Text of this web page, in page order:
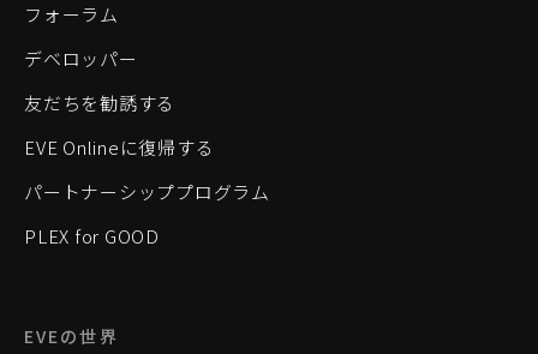
フォーラム
デベロッパー
友だちを勧誘する
EVE Onlineに復帰する
パートナーシッププログラム
PLEX for GOOD
EVEの世界